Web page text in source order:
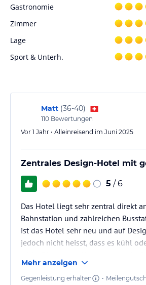
Fitnesscenter, einen Innenpool sowie
Wellnessangebote. Es gibt auch eine
Möglichkeit für Abendunterhaltung. Zu den
Hinweis: Verfasst von HolidayCheck mit
Angaben ohne Gewähr. Bitte lies vor der
Gastronomie
Zimmer
Lage
Sport & Unterh.
Matt (36-40)
110 Bewertungen
Vor 1 Jahr • Alleinreisend im Juni 2025
Zentrales Design-Hotel mit
5 / 6
Das Hotel liegt sehr zentral direkt
Bahnstation und zahlreichen
ist das Hotel sehr neu und auf
jedoch nicht heisst, dass es kühl
hilfsbereit, jedoch fehlten gewisse
und Frühstück. Das Spa im
Mehr anzeigen
Gegenleistung erhalten •